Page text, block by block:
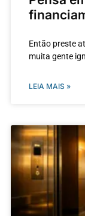
Então preste
muita gente
LEIA MAIS »